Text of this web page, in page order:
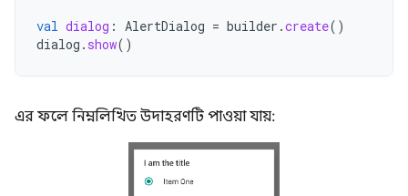
val dialog : AlertDialog = builder .create()
dialog . show()
এর ফলে নিম্নলিখিত উদাহরণটি পাওয়া যায়: